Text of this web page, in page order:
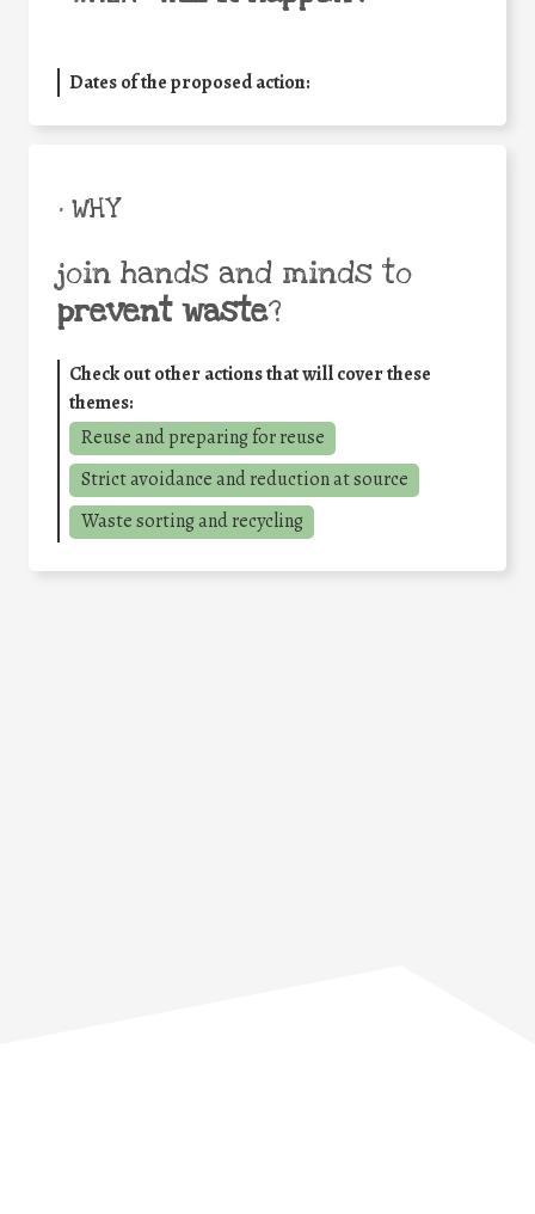
Dates of the proposed action:
• WHY
join hands and minds to
prevent waste?
Check out other actions that will cover these
themes:
Reuse and preparing for reuse
Strict avoidance and reduction at source
Waste sorting and recycling